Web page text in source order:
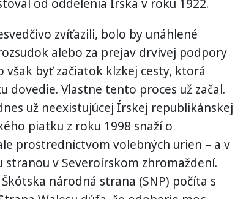
od oddelenia Írska v roku 1922.
zvíťazili, bolo by unáhlené
alebo za prejav drvivej podpory
však byť začiatok klzkej cesty, ktorá
dovedie. Vlastne tento proces už začal.
už neexistujúcej Írskej republikánskej
piatku z roku 1998 snaží o
prostredníctvom volebných urien – a v
stranou v Severoírskom zhromaždení.
národná strana (SNP) počíta s